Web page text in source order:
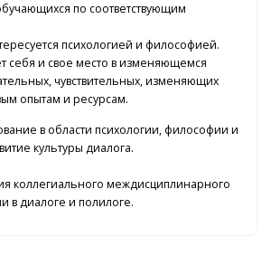
по соответствующим
психологией и философией.
себя и свое место в изменяющемся
чувствительных, изменяющих
опытам и ресурсам.
в области психологии, философии и
культуры диалога.
коллегиального междисциплинарного
в диалоге и полилоге.